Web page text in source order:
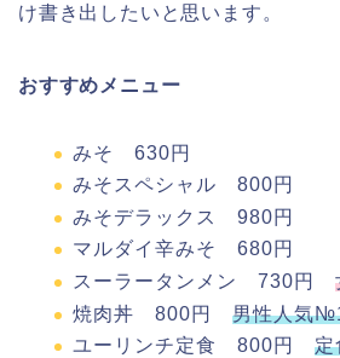
け書き出したいと思います。
おすすめメニュー
みそ 630円
みそスペシャル 800円
みそデラックス 980円
マルダイ辛みそ 680円
スーラータンメン 730円
焼肉丼 800円 男性人気
ユーリンチ定食 800円